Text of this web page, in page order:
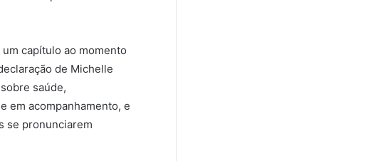
capítulo ao momento
de Michelle
saúde,
em acompanhamento, e
se pronunciarem